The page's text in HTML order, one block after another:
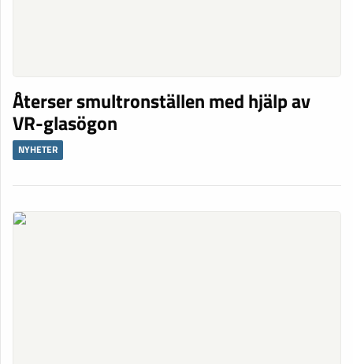
Återser smultronställen med hjälp av
VR-glasögon
NYHETER